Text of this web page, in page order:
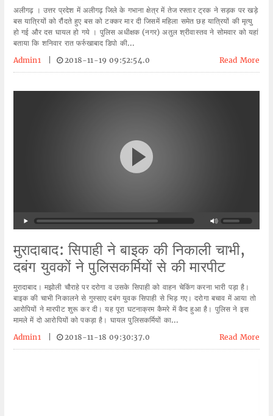
अलीगढ़ । उत्तर प्रदेश में अलीगढ़ जिले के गभाना क्षेत्र में तेज रफ्तार ट्रक ने सड़क पर खड़े
बस यात्रियों को रौंदते हुए बस को टक्कर मार दी जिसमें महिला समेत छह यात्रियों की मृत्यु
हो गई और दस घायल हो गये । पुलिस अधीक्षक (नगर) अतुल श्रीवास्तव ने सोमवार को यहां
बताया कि शनिवार रात फर्रुखाबाद डिपो की...
Admin1
2018-11-19 09:52:54.0 Read More
मुरादाबाद: सिपाही ने बाइक की निकाली चाभी,
दबंग युवकों ने पुलिसकर्मियों से की मारपीट
मुरादाबाद। मझोली चौराहे पर दरोगा व उसके सिपाही को वाहन चेकिंग करना भारी पड़ा है।
बाइक की चाभी निकालने से गुस्साए दबंग युवक सिपाही से भिड़ गए। दरोगा बचाव में आया तो
आरोपियों ने मारपीट शुरू कर दी। यह पूरा घटनाक्रम कैमरे में कैद हुआ है। पुलिस ने इस
मामले में दो आरोपियों को पकड़ा है। घायल पुलिसकर्मियों का...
Admin1
2018-11-18 09:30:37.0 Read More